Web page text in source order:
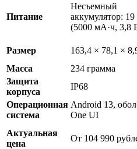
Питание
Несъемный
аккумулятор: 19
(5000 мА·ч, 3,8
Размер 163,4 × 78,1 ×
Масса
234 грамма
Защита
корпуса
IP68
Операционная
система
Android 13,
One UI
Актуальная
цена
От 104 990